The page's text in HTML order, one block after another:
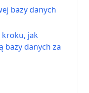
bazy danych
jak
bazy danych za